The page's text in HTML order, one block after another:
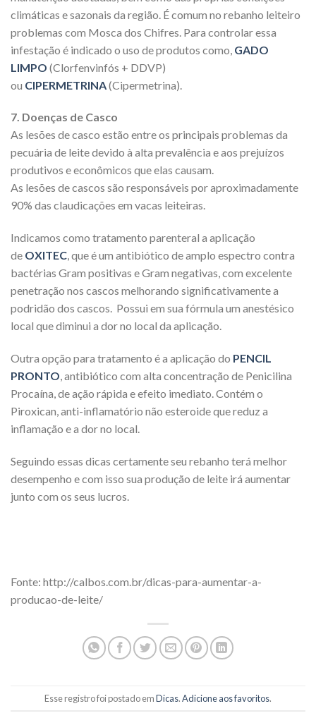
climáticas e sazonais da região. É comum no rebanho leiteiro
problemas com Mosca dos Chifres. Para controlar essa
infestação é indicado o uso de produtos como, GADO
LIMPO (Clorfenvinfós + DDVP)
ou CIPERMETRINA(Cipermetrina).
7. Doenças de Casco
As lesões de casco estão entre os principais problemas da
pecuária de leite devido à alta prevalência e aos prejuízos
produtivos e econômicos que elas causam.
As lesões de cascos são responsáveis por aproximadamente
90% das claudicações em vacas leiteiras.
Indicamos como tratamento parenteral a aplicação
de OXITEC, que é um antibiótico de amplo espectro contra
bactérias Gram positivas e Gram negativas, com excelente
penetração nos cascos melhorando significativamente a
podridão dos cascos. Possui em sua fórmula um anestésico
local que diminui a dor no local da aplicação.
Outra opção para tratamento é a aplicação do PENCIL
PRONTO, antibiótico com alta concentração de Penicilina
Procaína, de ação rápida e efeito imediato. Contém o
Piroxican, anti-inflamatório não esteroide que reduz a
inflamação e a dor no local.
Seguindo essas dicas certamente seu rebanho terá melhor
desempenho e com isso sua produção de leite irá aumentar
junto com os seus lucros.
Fonte: http://calbos.com.br/dicas-para-aumentar-a-
producao-de-leite/
Esse registro foi postado emDicas.Adicione aos favoritos.